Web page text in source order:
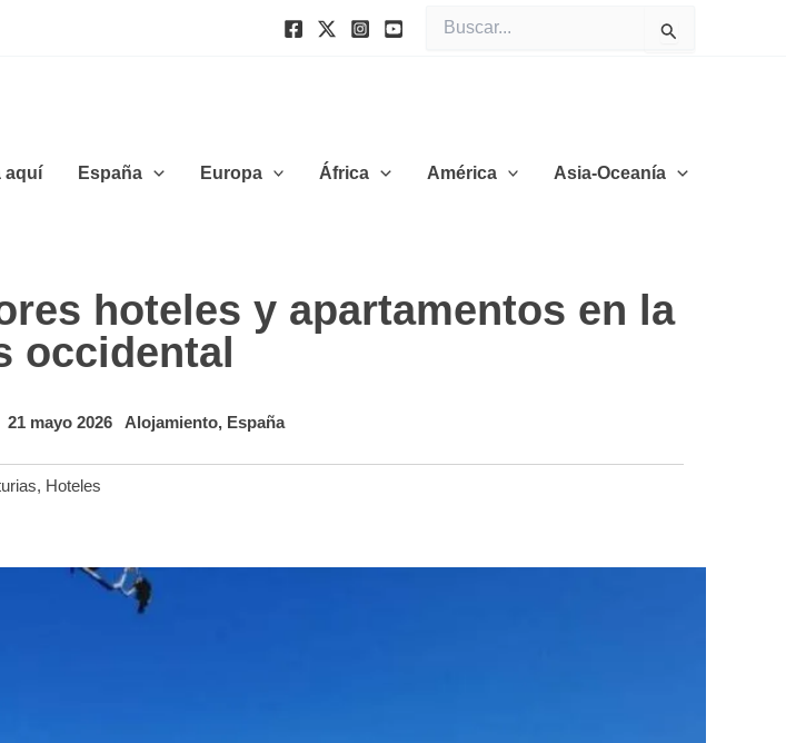
por:
aquí España Europa África América Asia-Oceanía
hoteles y apartamentos en la
occidental
21 mayo 2026 Alojamiento, España
, Hoteles